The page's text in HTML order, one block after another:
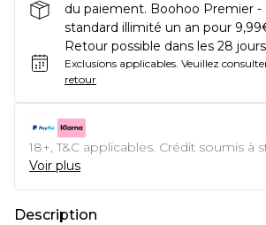
du paiement. Boohoo Premier -
standard illimité un an pour
Retour possible dans les 28 jours
Exclusions applicables. Veuillez
retour
18+, T&C applicables. Crédit soumis à
Voir plus
Description